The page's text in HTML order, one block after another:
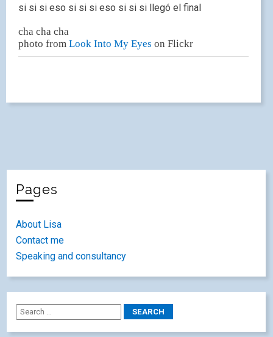
si si si eso si si si eso si si si llegó el final
cha cha cha
photo from Look Into My Eyes on Flickr
Pages
About Lisa
Contact me
Speaking and consultancy